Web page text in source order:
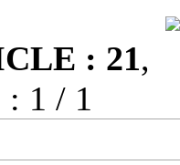
: 21,
: 1 / 1